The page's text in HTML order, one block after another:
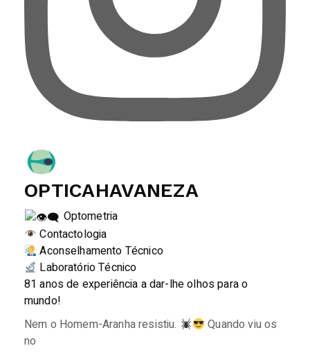
OPTICAHAVANEZA
Optometria
Contactologia
Aconselhamento Técnico
Laboratório Técnico
81 anos de experiência a dar-lhe olhos para o
mundo!
Nem o Homem-Aranha resistiu.
Quando viu os
no